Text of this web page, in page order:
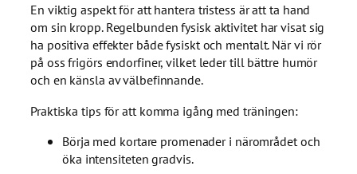
En viktig aspekt för att hantera tristess är att ta hand
om sin kropp. Regelbunden fysisk aktivitet har visat sig
ha positiva effekter både fysiskt och mentalt. När vi rör
på oss frigörs endorfiner, vilket leder till bättre humör
och en känsla av välbefinnande.
Praktiska tips för att komma igång med träningen:
Börja med kortare promenader i närområdet och
öka intensiteten gradvis.